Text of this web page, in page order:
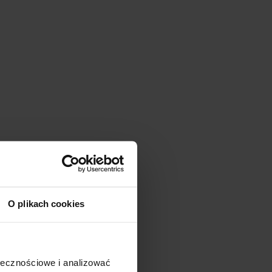
O plikach cookies
i analizować